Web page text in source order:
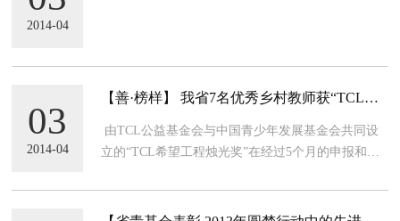
2014-04
03
2014-04
【善·榜样】 我省7名优秀乡村教师获“TCL希
望工程烛光奖”
由TCL公益基金会与中国青少年发展基金会共同设
立的“TCL希望工程烛光奖”在经过5个月的申报和筛
村教师获得“TCL希望工程烛光奖”。 据悉，30